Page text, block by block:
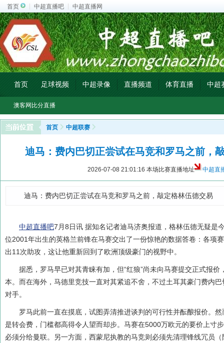
首页 中超直播吧 中超直播网
首页 足球视频 中超录像 直播频道 体育直播 中超
澳客网比分直播
首页 中超联赛
迪马：费内巴切正尝试在马竞和罗马之前，
2026-07-08 21:01:16 本场比赛直播地址 中超直
迪马：费内巴切正尝试在马竞和罗马之前，敲定格林伍德交易
中超直播吧7月8日讯 据知名记者迪马济奥报道，格林伍德无疑是
位2001年出生的英格兰前锋在马赛交出了一份惊艳的数据答卷：各项
出11 次助攻，这让他重新回到了欧洲顶级豪门的视野中。
据悉，罗马早已对其青睐有加，但“红狼”尚未向马赛提交正式报
本。而在海外，马德里竞技一直对其紧追不舍，不过土耳其豪门费内
对手。
罗马此前一直在摸底，试图弄清推进谈判的可行性并酝酿报价。
是转会费，门槛都高得令人望而却步。马赛在5000万欧元的要价上寸
必须分给曼联。另一方面，西蒙尼执教的马竞则必须先清理锋线冗员